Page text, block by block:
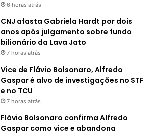
6 horas atrás
CNJ afasta Gabriela Hardt por dois
anos após julgamento sobre fundo
bilionário da Lava Jato
7 horas atrás
Vice de Flávio Bolsonaro, Alfredo
Gaspar é alvo de investigações no STF
e no TCU
7 horas atrás
Flávio Bolsonaro confirma Alfredo
Gaspar como vice e abandona